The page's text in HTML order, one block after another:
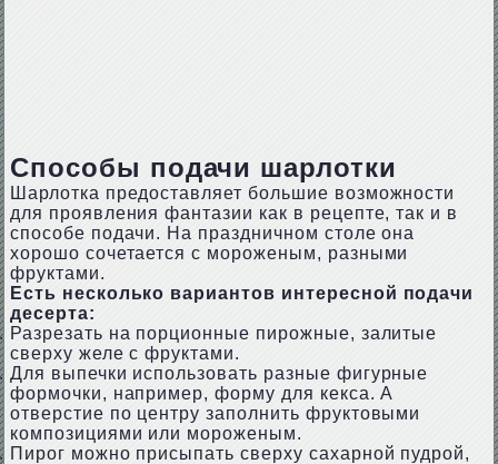
Способы подачи шарлотки
Шарлотка предоставляет большие возможности
для проявления фантазии как в рецепте, так и в
способе подачи. На праздничном столе она
хорошо сочетается с мороженым, разными
фруктами.
Есть несколько вариантов интересной подачи
десерта:
Разрезать на порционные пирожные, залитые
сверху желе с фруктами.
Для выпечки использовать разные фигурные
формочки, например, форму для кекса. А
отверстие по центру заполнить фруктовыми
композициями или мороженым.
Пирог можно присыпать сверху сахарной пудрой,